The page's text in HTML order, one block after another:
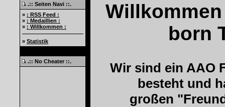
.:: Seiten Navi ::.
» : RSS Feed :
» : Medaillien :
» : Willkommen :
» Statistik
.:: No Cheater ::.
born
Wir sind ein AAO
besteht und
großen